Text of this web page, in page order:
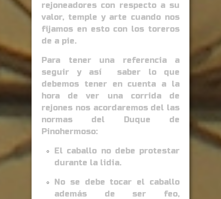
rejoneadores con respecto a su
valor, temple y arte cuando nos
fijamos en esto con los toreros
de a pie.
Para tener una referencia a
seguir y así saber lo que
debemos tener en cuenta a la
hora de ver una corrida de
rejones nos acordaremos del las
normas del Duque de
Pinohermoso:
El caballo no debe protestar
durante la lidia.
No se debe tocar el caballo
además de ser feo,